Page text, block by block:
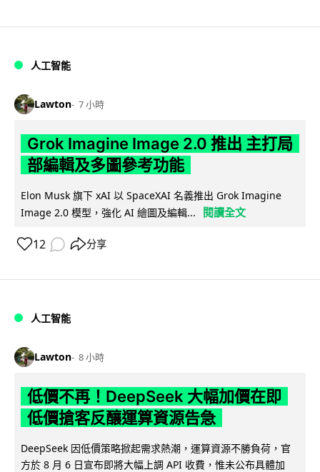
人工智能
Lawton 7 小時
Grok Imagine Image 2.0 推出 主打局
部編輯及多圖參考功能
Elon Musk 旗下 xAI 以 SpaceXAI 名義推出 Grok Imagine
Image 2.0 模型，強化 AI 繪圖及編輯...
閱讀全文
12 分享
人工智能
Lawton 8 小時
低價不再！DeepSeek 大幅加價在即
低價搶客反釀運算資源告急
DeepSeek 因低價策略掀起需求熱潮，運算資源不勝負荷，官
方於 8 月 6 日宣布即將大幅上調 API 收費，惟未公布具體加